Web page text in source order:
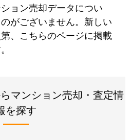
ョン売却データについ
がございません。新しい
、こちらのページに掲載
マンション売却・査定情
を探す